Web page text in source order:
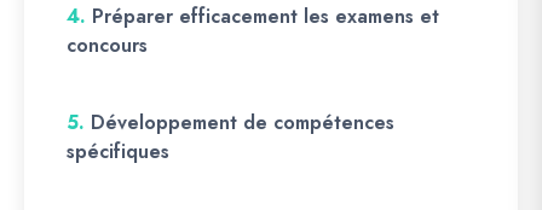
4. Préparer efficacement les examens et
concours
5. Développement de compétences
spécifiques